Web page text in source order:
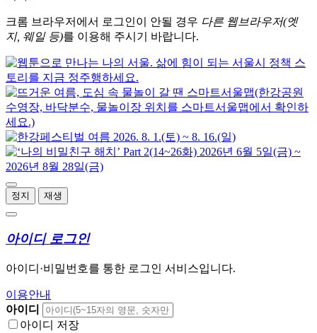
크롬 브라우저에서 로그인이 안될 경우 다른 웹브라우저(엣
지, 웨일 등)를 이용해 주시기 바랍니다.
정지 재생
아이디 로그인
아이디·비밀번호를 통한 로그인 서비스입니다.
이용안내
아이디
아이디 저장